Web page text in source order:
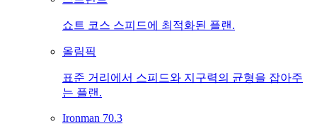
쇼트 코스 스피드에 최적화된 플랜.
올림픽
표준 거리에서 스피드와 지구력의 균형을 잡아주
는 플랜.
Ironman 70.3